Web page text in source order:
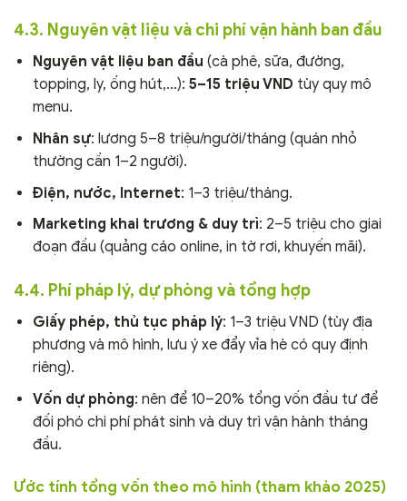
4.3. Nguyên vật liệu và chi phí vận hành ban đầu
Nguyên vật liệu ban đầu (cà phê, sữa, đường,
topping, ly, ống hút,…): 5–15 triệu VND tùy quy mô
menu.
Nhân sự: lương 5–8 triệu/người/tháng (quán nhỏ
thường cần 1–2 người).
Điện, nước, Internet: 1–3 triệu/tháng.
Marketing khai trương & duy trì: 2–5 triệu cho giai
đoạn đầu (quảng cáo online, in tờ rơi, khuyến mãi).
4.4. Phí pháp lý, dự phòng và tổng hợp
Giấy phép, thủ tục pháp lý: 1–3 triệu VND (tùy địa
phương và mô hình, lưu ý xe đẩy vỉa hè có quy định
riêng).
Vốn dự phòng: nên để 10–20% tổng vốn đầu tư để
đối phó chi phí phát sinh và duy trì vận hành tháng
đầu.
Ước tính tổng vốn theo mô hình (tham khảo 2025)